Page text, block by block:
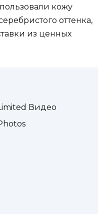
кожу
оттенка,
из ценных
Видео